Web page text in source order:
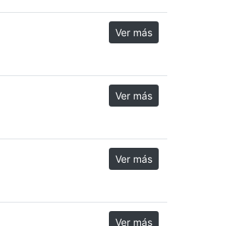
Ver más
Ver más
Ver más
Ver más